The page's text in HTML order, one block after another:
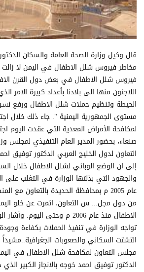
قال وكيل وزارة الصحة العامة والسكان
مخاطر فيروس شلل الاطفال في اليمن لا
فيروس شلل الاطفال في بعض دول القرن
اللاجئون منها الى بلادنا بأعداد كبيرة الامر
الحيطة وتنظيم حملات شلل الاطفال ورفع
مستوى الجمهورية اليمنية ". جاء ذلك خلال
لمكافحة الأمراض المعدية التي عقدت اليوم
صنعاء، بحضور المدير العام التنفيذي لمجلس
التعاون لدول الخليج العربي الدكتور توفيق
إلى ان الوضع الوبائي لشلل الاطفال خلال
والجهود التي بذلتها الوزارة في التغلب
عام 2005 م بمحافظة الحديدة بالتعاون مع
من دول مجل... س التعاون، اثمرت عن خلو
الاطفال منذ عام 2006 م وحتى
تواجه الوزارة في تنفيذ الحملات بكفاءة
التشتت السكاني والصعوبات
مجلس التعاون لمكافحة شلل الاطفال في
الدكتور توفيق احمد خوجه بالانجاز الكبير